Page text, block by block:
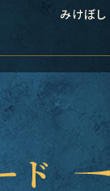
みけぼし
ド